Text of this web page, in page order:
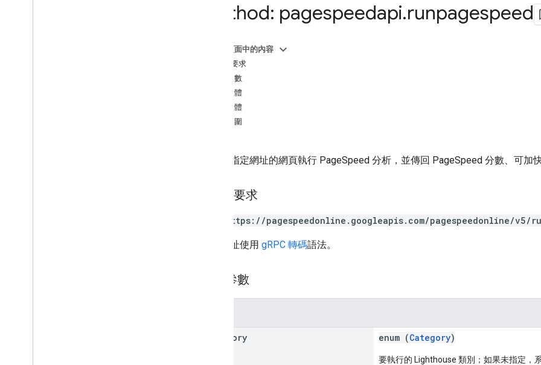
Method: pagespeedapi.runpagespeed
這個頁面中的內容
HTTP 要求
查詢參數
要求主體
回應主體
授權範圍
對位於指定網址的網頁執行 PageSpeed 分析，並傳回 PageSpeed 分數、可
HTTP 要求
GET https://pagespeedonline.googleapis.com/pagespeedonline/v5/
這個網址使用 gRPC 轉碼語法。
查詢參數
category enum (Category)
要執行的 Lighthouse 類別；如果未指定，